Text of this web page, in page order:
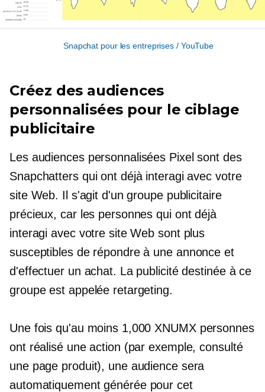
Snapchat pour les entreprises / YouTube
Créez des audiences
personnalisées pour le ciblage
publicitaire
Les audiences personnalisées Pixel sont des
Snapchatters qui ont déjà interagi avec votre
site Web. Il s'agit d'un groupe publicitaire
précieux, car les personnes qui ont déjà
interagi avec votre site Web sont plus
susceptibles de répondre à une annonce et
d'effectuer un achat. La publicité destinée à ce
groupe est appelée retargeting.
Une fois qu'au moins 1,000 XNUMX personnes
ont réalisé une action (par exemple, consulté
une page produit), une audience sera
automatiquement générée pour cet